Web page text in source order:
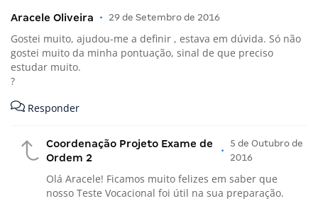
Aracele Oliveira • 29 de Setembro de 2016
Gostei muito, ajudou-me a definir , estava em dúvida. Só não
gostei muito da minha pontuação, sinal de que preciso
estudar muito.
?
Responder
Coordenação Projeto Exame de
Ordem 2
•
5 de Outubro de
2016
Olá Aracele! Ficamos muito felizes em saber que
nosso Teste Vocacional foi útil na sua preparação.